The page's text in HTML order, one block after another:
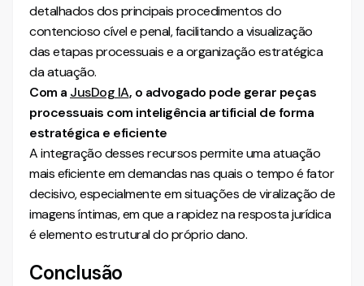
detalhados dos principais procedimentos do
contencioso cível e penal, facilitando a visualização
das etapas processuais e a organização estratégica
da atuação.
Com a JusDog IA, o advogado pode gerar peças
processuais com inteligência artificial de forma
estratégica e eficiente
A integração desses recursos permite uma atuação
mais eficiente em demandas nas quais o tempo é fator
decisivo, especialmente em situações de viralização de
imagens íntimas, em que a rapidez na resposta jurídica
é elemento estrutural do próprio dano.
Conclusão